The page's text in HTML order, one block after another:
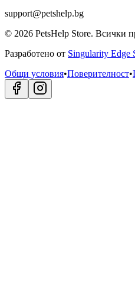
support@petshelp.bg
© 2026 PetsHelp Store. Всички
Разработено от Singularity Edge
Общи условия•Поверителност•